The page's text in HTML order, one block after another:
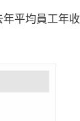
平均員工年